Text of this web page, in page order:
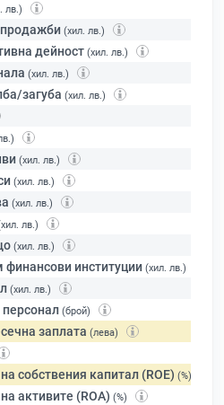
лв.)
продажби (хил. лв.)
дейност (хил. лв.)
(хил. лв.)
загуба (хил. лв.)
(хил. лв.)
(хил. лв.)
(хил. лв.)
лв.)
(хил. лв.)
институции (хил. лв.)
(хил. лв.)
(брой)
заплата (лева)
собствения капитал (ROE) (%)
активите (ROA) (%)